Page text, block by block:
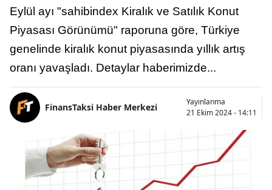
Eylül ayı "sahibindex Kiralık ve Satılık Konut
Piyasası Görünümü" raporuna göre, Türkiye
genelinde kiralık konut piyasasında yıllık artış
oranı yavaşladı. Detaylar haberimizde...
FinansTaksi Haber Merkezi
Yayınlanma
21 Ekim 2024 - 14:11